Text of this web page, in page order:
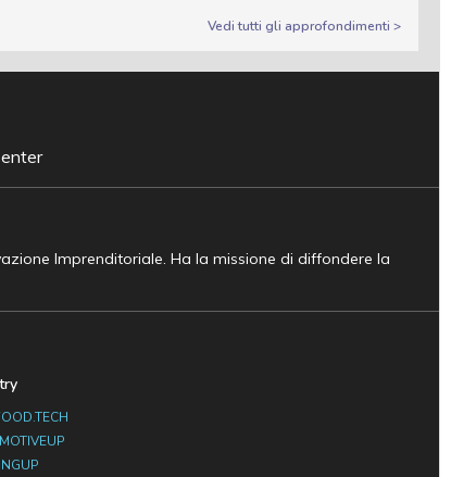
Vedi tutti gli approfondimenti >
Imprenditoriale. Ha la missione di diffondere la